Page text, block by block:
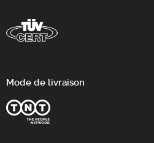
Mode de livraison